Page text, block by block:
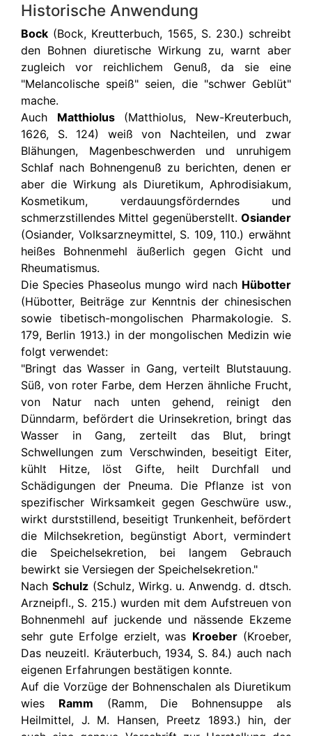
Historische Anwendung
Bock (Bock, Kreutterbuch, 1565, S. 230.) schreibt
den Bohnen diuretische Wirkung zu, warnt aber
zugleich vor reichlichem Genuß, da sie eine
"Melancolische speiß" seien, die "schwer Geblüt"
mache.
Auch Matthiolus(Matthiolus, New-Kreuterbuch,
1626, S. 124) weiß von Nachteilen, und zwar
Blähungen, Magenbeschwerden und unruhigem
Schlaf nach Bohnengenuß zu berichten, denen er
aber die Wirkung als Diuretikum, Aphrodisiakum,
Kosmetikum, verdauungsförderndes und
schmerzstillendes Mittel gegenüberstellt. Osiander
(Osiander, Volksarzneymittel, S. 109, 110.) erwähnt
heißes Bohnenmehl äußerlich gegen Gicht und
Rheumatismus.
Die Species Phaseolus mungo wird nach Hübotter
(Hübotter, Beiträge zur Kenntnis der chinesischen
sowie tibetisch-mongolischen Pharmakologie. S.
179, Berlin 1913.) in der mongolischen Medizin wie
folgt verwendet:
"Bringt das Wasser in Gang, verteilt Blutstauung.
Süß, von roter Farbe, dem Herzen ähnliche Frucht,
von Natur nach unten gehend, reinigt den
Dünndarm, befördert die Urinsekretion, bringt das
Wasser in Gang, zerteilt das Blut, bringt
Schwellungen zum Verschwinden, beseitigt Eiter,
kühlt Hitze, löst Gifte, heilt Durchfall und
Schädigungen der Pneuma. Die Pflanze ist von
spezifischer Wirksamkeit gegen Geschwüre usw.,
wirkt durststillend, beseitigt Trunkenheit, befördert
die Milchsekretion, begünstigt Abort, vermindert
die Speichelsekretion, bei langem Gebrauch
bewirkt sie Versiegen der Speichelsekretion."
Nach Schulz(Schulz, Wirkg. u. Anwendg. d. dtsch.
Arzneipfl., S. 215.) wurden mit dem Aufstreuen von
Bohnenmehl auf juckende und nässende Ekzeme
sehr gute Erfolge erzielt, was Kroeber(Kroeber,
Das neuzeitl. Kräuterbuch, 1934, S. 84.) auch nach
eigenen Erfahrungen bestätigen konnte.
Auf die Vorzüge der Bohnenschalen als Diuretikum
wies Ramm (Ramm, Die Bohnensuppe als
Heilmittel, J. M. Hansen, Preetz 1893.) hin, der